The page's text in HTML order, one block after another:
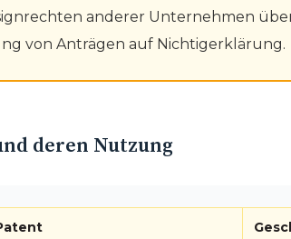
anderer Unternehmen
von Anträgen auf Nichtigerklärung.
deren Nutzung